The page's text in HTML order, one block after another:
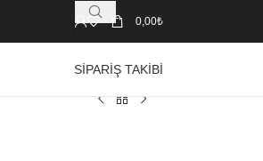
0,00₺
SIPARIŞ TAKIBI